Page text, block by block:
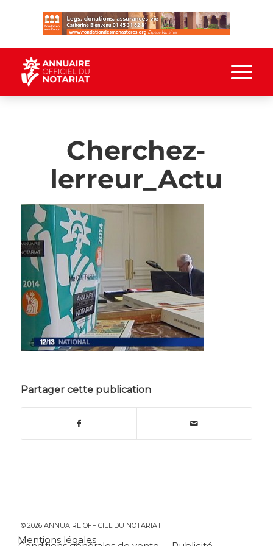
Cherchez-
lerreur_Actu
Partager cette publication
© 2026 ANNUAIRE OFFICIEL DU NOTARIAT
Mentions légales